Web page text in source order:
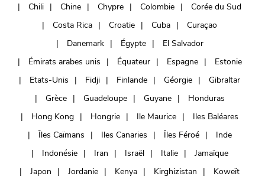
Chili
Chine Chypre Colombie
Corée du Sud
Costa Rica
Croatie Cuba
Curaçao
Danemark
Égypte
El Salvador
Émirats arabes unis
Équateur Espagne
Estonie
Etats-Unis
Fidji Finlande Géorgie
Gibraltar
Grèce
Guadeloupe Guyane
Honduras
Hong Kong
Hongrie Ile Maurice
Iles Baléares
Îles Caïmans
Iles Canaries Îles Féroé
Inde
Indonésie
Iran Israël Italie
Jamaïque
Japon
Jordanie Kenya Kirghizistan
Koweït